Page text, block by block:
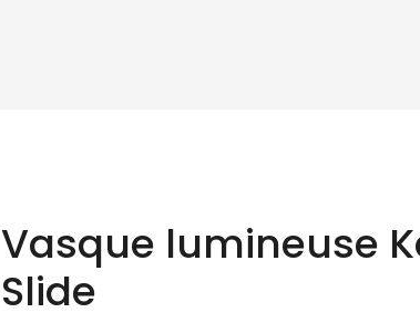
Vasque lumineuse
Slide